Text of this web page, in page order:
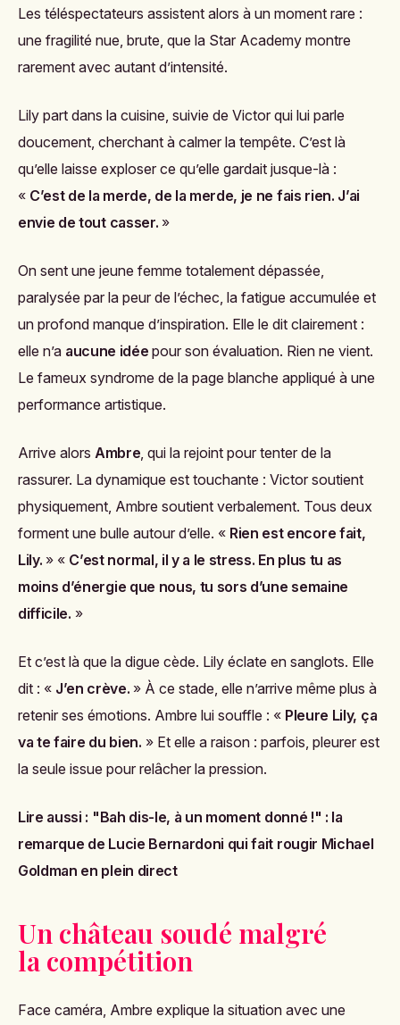
Les téléspectateurs assistent alors à un moment rare :
une fragilité nue, brute, que la Star Academy montre
rarement avec autant d’intensité.
Lily part dans la cuisine, suivie de Victor qui lui parle
doucement, cherchant à calmer la tempête. C’est là
qu’elle laisse exploser ce qu’elle gardait jusque-là :
« C’est de la merde, de la merde, je ne fais rien. J’ai
envie de tout casser. »
On sent une jeune femme totalement dépassée,
paralysée par la peur de l’échec, la fatigue accumulée et
un profond manque d’inspiration. Elle le dit clairement :
elle n’a aucune idée pour son évaluation. Rien ne vient.
Le fameux syndrome de la page blanche appliqué à une
performance artistique.
Arrive alors Ambre, qui la rejoint pour tenter de la
rassurer. La dynamique est touchante : Victor soutient
physiquement, Ambre soutient verbalement. Tous deux
forment une bulle autour d’elle. « Rien est encore fait,
Lily. » « C’est normal, il y a le stress. En plus tu as
moins d’énergie que nous, tu sors d’une semaine
difficile. »
Et c’est là que la digue cède. Lily éclate en sanglots. Elle
dit : « J’en crève. » À ce stade, elle n’arrive même plus à
retenir ses émotions. Ambre lui souffle : « Pleure Lily, ça
va te faire du bien. » Et elle a raison : parfois, pleurer est
la seule issue pour relâcher la pression.
Lire aussi : "Bah dis-le, à un moment donné !" : la
remarque de Lucie Bernardoni qui fait rougir Michael
Goldman en plein direct
Un château soudé malgré
la compétition
Face caméra, Ambre explique la situation avec une